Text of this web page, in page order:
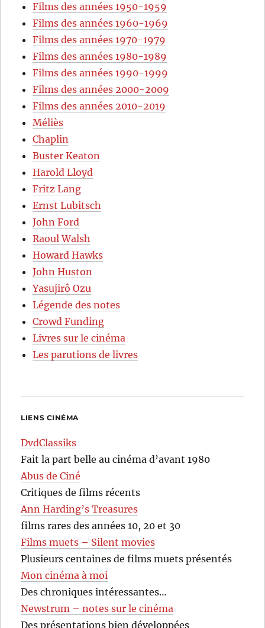
Films des années 1950-1959
Films des années 1960-1969
Films des années 1970-1979
Films des années 1980-1989
Films des années 1990-1999
Films des années 2000-2009
Films des années 2010-2019
Méliès
Chaplin
Buster Keaton
Harold Lloyd
Fritz Lang
Ernst Lubitsch
John Ford
Raoul Walsh
Howard Hawks
John Huston
Yasujirô Ozu
Légende des notes
Crowd Funding
Livres sur le cinéma
Les parutions de livres
LIENS CINÉMA
DvdClassiks
Fait la part belle au cinéma d’avant 1980
Abus de Ciné
Critiques de films récents
Ann Harding’s Treasures
films rares des années 10, 20 et 30
Films muets – Silent movies
Plusieurs centaines de films muets présentés
Mon cinéma à moi
Des chroniques intéressantes…
Newstrum – notes sur le cinéma
Des présentations bien développées